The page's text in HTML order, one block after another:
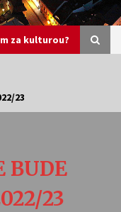
za kulturou?
Duškové: Stávám se
23
BUDE
23